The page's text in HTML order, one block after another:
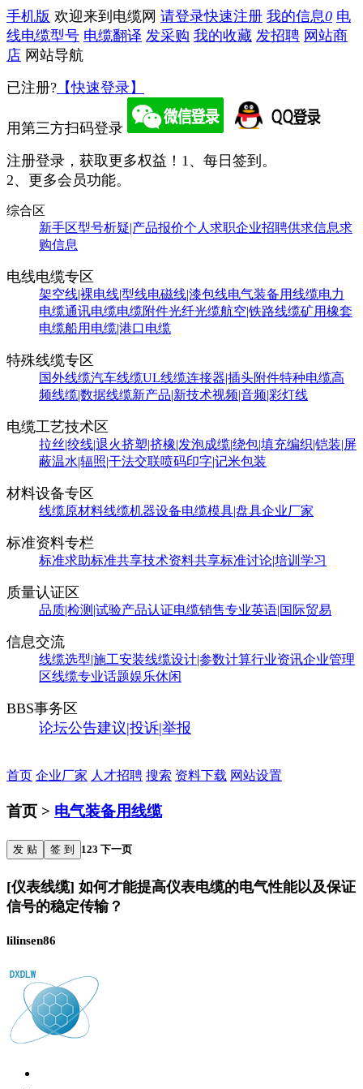
手机版 欢迎来到电缆网 请登录快速注册 我的信息0 电
线电缆型号 电缆翻译 发采购 我的收藏 发招聘 网站商
店 网站导航
已注册? 【快速登录】
用第三方扫码登录
注册登录，获取更多权益！ 1、每日签到。
2、更多会员功能。
综合区
新手区型号析疑|产品报价个人求职企业招聘供求信息求
购信息
电线电缆专区
架空线|裸电线|型线电磁线|漆包线电气装备用线缆电力
电缆通讯电缆电缆附件光纤光缆航空|铁路线缆矿用橡套
电缆船用电缆|港口电缆
特殊线缆专区
国外线缆汽车线缆UL线缆连接器|插头附件特种电缆高
频线缆|数据线缆新产品|新技术视频|音频|彩灯线
电缆工艺技术区
拉丝|绞线|退火挤塑|挤橡|发泡成缆|绕包|填充编织|铠装|屏
蔽温水|辐照|干法交联喷码印字|记米包装
材料设备专区
线缆原材料线缆机器设备电缆模具|盘具企业厂家
标准资料专栏
标准求助标准共享技术资料共享标准讨论|培训学习
质量认证区
品质|检测|试验产品认证电缆销售专业英语|国际贸易
信息交流
线缆选型|施工安装线缆设计|参数计算行业资讯企业管理
区线缆专业话题娱乐休闲
BBS事务区
论坛公告建议|投诉|举报
首页 企业厂家 人才招聘 搜索 资料下载 网站设置
首页 > 电气装备用线缆
发 贴 签 到 123 下一页
[仪表线缆] 如何才能提高仪表电缆的电气性能以及保证
信号的稳定传输？
lilinsen86